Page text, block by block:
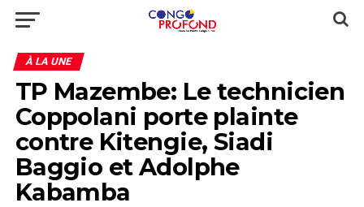
À LA UNE
TP Mazembe: Le technicien
Coppolani porte plainte
contre Kitengie, Siadi
Baggio et Adolphe
Kabamba